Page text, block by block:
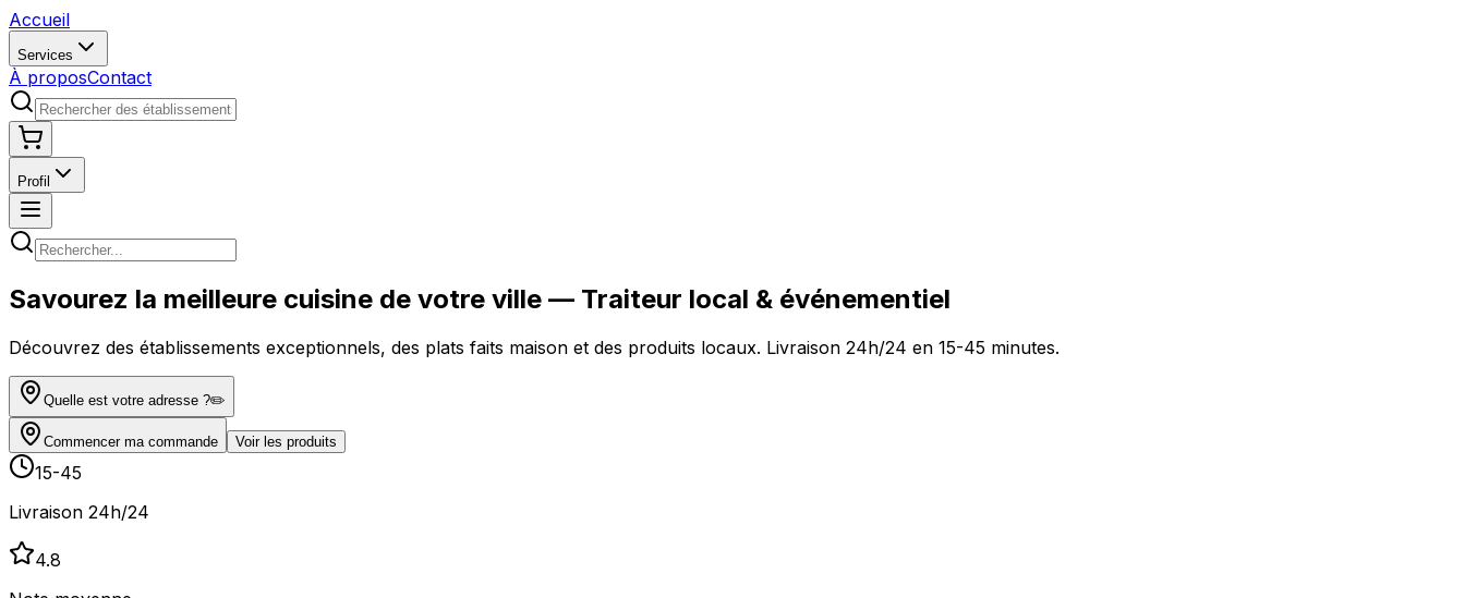
Accueil
Services
À proposContact
Profil
Savourez la meilleure cuisine de votre ville — Traiteur local & événementiel
Découvrez des établissements exceptionnels, des plats faits maison et des produits locaux. Livraison 24h/24 en 15-45 minutes.
Quelle est votre adresse ?✏️
Commencer ma commande Voir les produits
15-45
Livraison 24h/24
4.8